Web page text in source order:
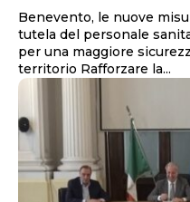
Benevento, le nuove
tutela del personale sanitario In programma
per una maggiore
territorio Rafforzare la...